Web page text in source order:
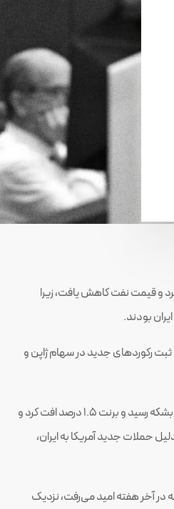
و قیمت نفت کاهش یافت، زیرا
بودند.
جمله ثبت رکورد‌های جدید در سهام ژاپن و
در همین حال، نفت خام آمریکا ۲ درصد کاهش یافت و به ۹۲.۰۴ دلار در هر بشکه رسید و برنت ۱.۵ درصد افت کرد و
حملات جدید آمریکا به ایران،
آخر هفته امید می‌رفت، نزدیک